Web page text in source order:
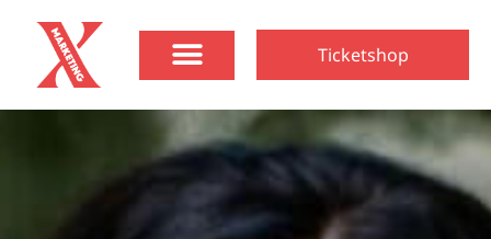
Ticketshop